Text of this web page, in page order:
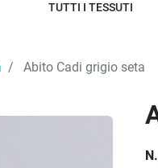
TUTTI I TESSUTI
Abito Cadi grigio seta